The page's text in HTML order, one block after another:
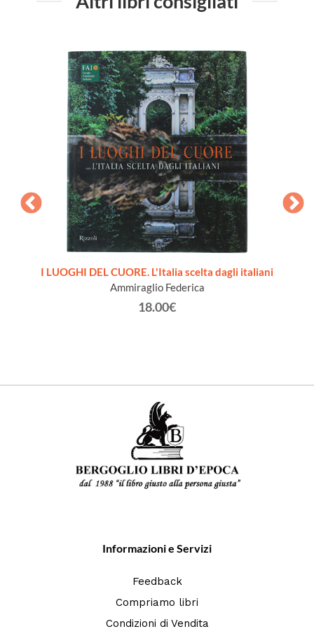
I LUOGHI DEL CUORE. L'Italia scelta dagli italiani
Ammiraglio Federica
18.00€
Informazioni e Servizi
Feedback
Compriamo libri
Condizioni di Vendita